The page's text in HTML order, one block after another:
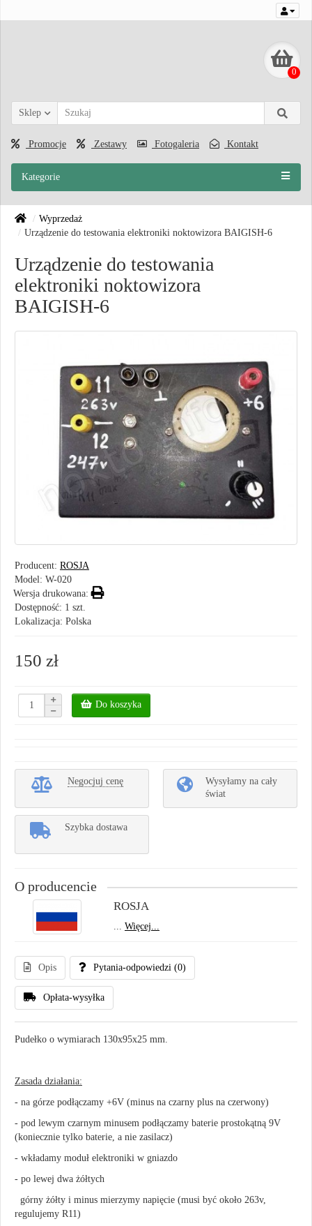
0
Sklep
Promocje Zestawy Fotogaleria Kontakt
Kategorie
Wyprzedaż
Urządzenie do testowania elektroniki noktowizora BAIGISH-6
Urządzenie do testowania
elektroniki noktowizora
BAIGISH-6
Producent: ROSJA
Model: W-020
Wersja drukowana:
Dostępność: 1 szt.
Lokalizacja: Polska
150 zł
Do koszyka
Negocjuj cenę
Wysyłamy na cały
świat
Szybka dostawa
O producencie
ROSJA
... Więcej...
Opis Pytania-odpowiedzi (0)
Opłata-wysyłka
Pudełko o wymiarach 130x95x25 mm.
Zasada działania:
- na górze podłączamy +6V (minus na czarny plus na czerwony)
- pod lewym czarnym minusem podłączamy baterie prostokątną 9V
(koniecznie tylko baterie, a nie zasilacz)
- wkładamy moduł elektroniki w gniazdo
- po lewej dwa żółtych
górny żółty i minus mierzymy napięcie (musi być około 263v,
regulujemy R11)